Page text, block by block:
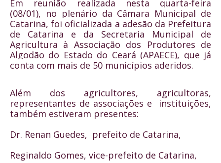
Em reunião realizada nesta quarta-feira
(08/01), no plenário da Câmara Municipal de
Catarina, foi oficializada a adesão da Prefeitura
de Catarina e da Secretaria Municipal de
Agricultura à Associação dos Produtores de
Algodão do Estado do Ceará (APAECE), que já
conta com mais de 50 municípios aderidos.
Além dos agricultores, agricultoras,
representantes de associações e  instituições,
também estiveram presentes:
Dr. Renan Guedes,  prefeito de Catarina,
Reginaldo Gomes, vice-prefeito de Catarina,